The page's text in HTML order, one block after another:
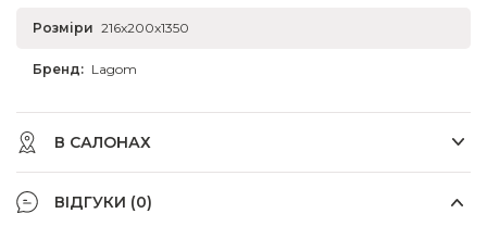
Розміри 216x200x1350
Бренд: Lagom
В САЛОНАХ
ВІДГУКИ (0)